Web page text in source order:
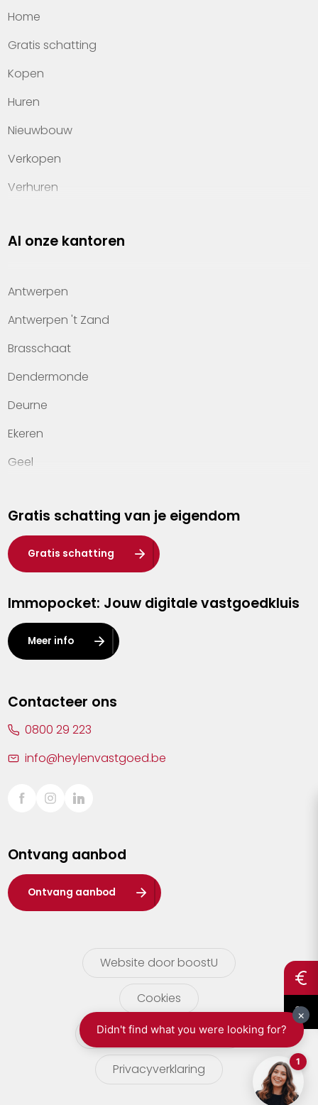
Home
Gratis schatting
Kopen
Huren
Nieuwbouw
Verkopen
Verhuren
Property management
Kennis van wonen
Kantoren
Veelgestelde vragen
Werken bij Heylen Vastgoed
Contact
Al onze kantoren
Antwerpen
Antwerpen 't Zand
Brasschaat
Dendermonde
Deurne
Ekeren
Geel
Hasselt
Heist-op-den-Berg
Herentals
Kalmthout
Leuven
Lier
Sint-Truiden
Waasland
Wuustwezel
Zoersel
Gratis schatting van je eigendom
Gratis schatting
Immopocket: Jouw digitale vastgoedkluis
Meer info
Contacteer ons
0800 29 223
info@heylenvastgoed.be
Ontvang aanbod
Ontvang aanbod
Website door boostU
Cookies
gebruikersvoorwaarden
Privacyverklaring